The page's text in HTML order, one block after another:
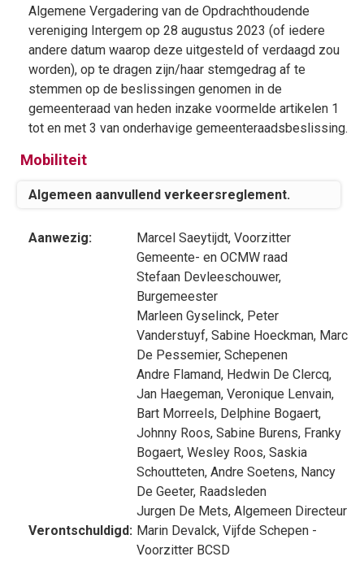
Algemene Vergadering van de Opdrachthoudende
vereniging Intergem op 28 augustus 2023 (of iedere
andere datum waarop deze uitgesteld of verdaagd zou
worden), op te dragen zijn/haar stemgedrag af te
stemmen op de beslissingen genomen in de
gemeenteraad van heden inzake voormelde artikelen 1
tot en met 3 van onderhavige gemeenteraadsbeslissing.
Mobiliteit
Algemeen aanvullend verkeersreglement.
Aanwezig: Marcel Saeytijdt, Voorzitter
Gemeente- en OCMW raad
Stefaan Devleeschouwer,
Burgemeester
Marleen Gyselinck, Peter
Vanderstuyf, Sabine Hoeckman, Marc
De Pessemier, Schepenen
Andre Flamand, Hedwin De Clercq,
Jan Haegeman, Veronique Lenvain,
Bart Morreels, Delphine Bogaert,
Johnny Roos, Sabine Burens, Franky
Bogaert, Wesley Roos, Saskia
Schoutteten, Andre Soetens, Nancy
De Geeter, Raadsleden
Jurgen De Mets, Algemeen Directeur
Verontschuldigd: Marin Devalck, Vijfde Schepen -
Voorzitter BCSD